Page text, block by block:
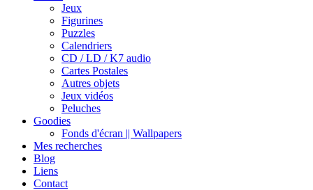
Jeux
Figurines
Puzzles
Calendriers
CD / LD / K7 audio
Cartes Postales
Autres objets
Jeux vidéos
Peluches
Goodies
Fonds d'écran || Wallpapers
Mes recherches
Blog
Liens
Contact